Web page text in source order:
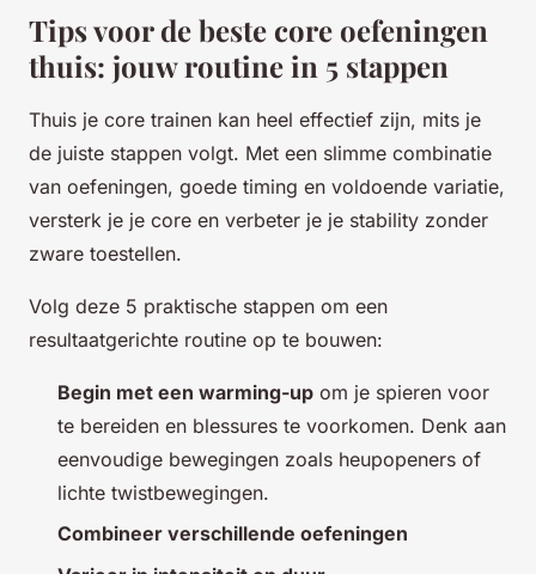
Tips voor de beste core oefeningen
thuis: jouw routine in 5 stappen
Thuis je core trainen kan heel effectief zijn, mits je
de juiste stappen volgt. Met een slimme combinatie
van oefeningen, goede timing en voldoende variatie,
versterk je je core en verbeter je je stability zonder
zware toestellen.
Volg deze 5 praktische stappen om een
resultaatgerichte routine op te bouwen:
Begin met een warming-up om je spieren voor
te bereiden en blessures te voorkomen. Denk aan
eenvoudige bewegingen zoals heupopeners of
lichte twistbewegingen.
Combineer verschillende oefeningen